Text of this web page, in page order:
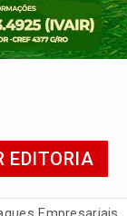
EDITORIA